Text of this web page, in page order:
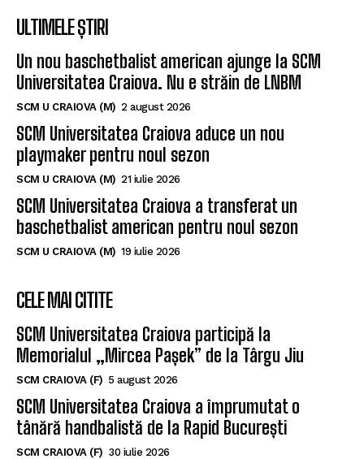
ULTIMELE ȘTIRI
Un nou baschetbalist american ajunge la SCM
Universitatea Craiova. Nu e străin de LNBM
SCM U CRAIOVA (M) 2 august 2026
SCM Universitatea Craiova aduce un nou
playmaker pentru noul sezon
SCM U CRAIOVA (M) 21 iulie 2026
SCM Universitatea Craiova a transferat un
baschetbalist american pentru noul sezon
SCM U CRAIOVA (M) 19 iulie 2026
CELE MAI CITITE
SCM Universitatea Craiova participă la
Memorialul „Mircea Pașek” de la Târgu Jiu
SCM CRAIOVA (F) 5 august 2026
SCM Universitatea Craiova a împrumutat o
tânără handbalistă de la Rapid București
SCM CRAIOVA (F) 30 iulie 2026